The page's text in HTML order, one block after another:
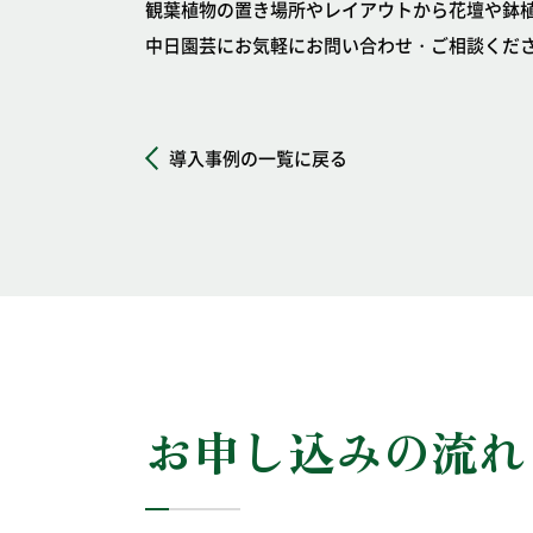
観葉植物の置き場所やレイアウトから花壇や鉢
中日園芸にお気軽にお問い合わせ・ご相談くだ
導入事例の一覧に戻る
お申し込みの流れ